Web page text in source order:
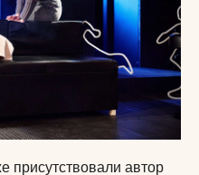
присутствовали автор